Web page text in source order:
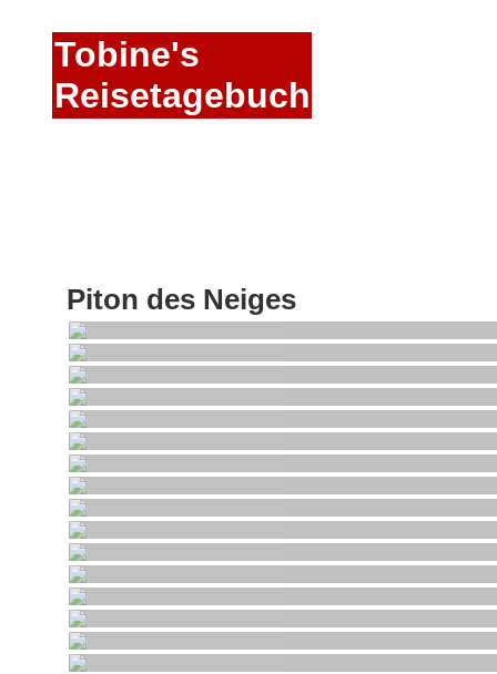
Tobine's
Reisetagebuch
Piton des Neiges